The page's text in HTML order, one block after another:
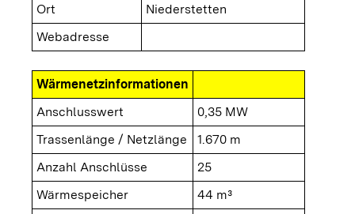
Ort
Niederstetten
Webadresse
Wärmenetzinformationen
Anschlusswert
0,35 MW
Trassenlänge / Netzlänge
1.670 m
Anzahl Anschlüsse
25
Wärmespeicher
44 m³